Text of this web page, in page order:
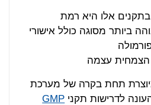
אלו היא רמת
ביותר מסוגה כולל אישורי
הצמחית עצמה
תחת בקרה של מערכת
לדרישות תקני GMP